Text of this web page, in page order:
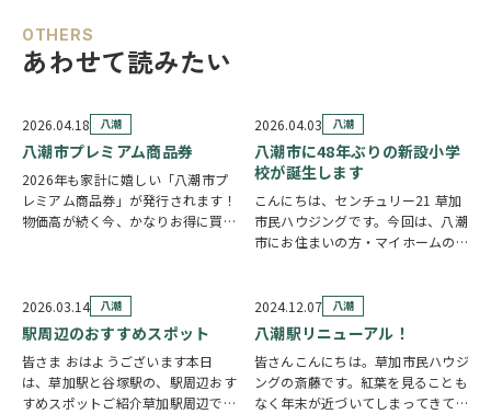
OTHERS
あわせて読みたい
2026.04.18 八潮
八潮市プレミアム商品券
2026年も家計に嬉しい「八潮市プ
レミアム商品券」が発行されます！
物価高が続く今、かなりお得に買い
1冊：10,000円で購入 利用額：
13…
2026.04.03 八潮
八潮市に48年ぶりの新設小学
校が誕生します
こんにちは、センチュリー21 草加
市民ハウジングです。今回は、八潮
市にお住まいの方・マイホームのご
ご紹介します。. .48年ぶりの新設小
学校が誕生します 八潮市では、近
年の駅周…
2026.03.14 八潮
駅周辺のおすすめスポット
皆さま おはようございます本日
は、草加駅と谷塚駅の、駅周辺おす
すめスポットご紹介草加駅周辺で買
2024.12.07 八潮
八潮駅リニューアル！
皆さんこんにちは。草加市民ハウジ
ングの斎藤です。紅葉を見ることも
なく年末が近づいてしまってきてい